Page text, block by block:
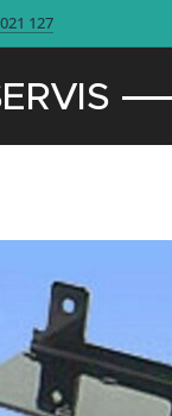
127